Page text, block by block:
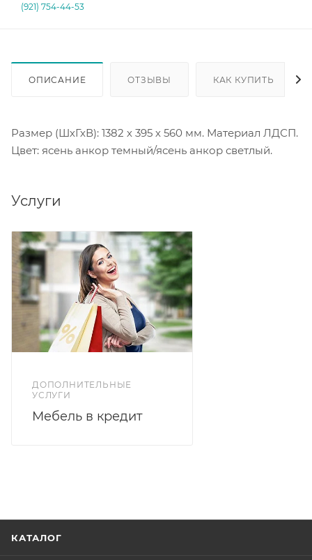
(921) 754-44-53
ОПИСАНИЕ ОТЗЫВЫ КАК КУПИТЬ
Размер (ШхГхВ): 1382 х 395 х 560 мм. Материал ЛДСП.
Цвет: ясень анкор темный/ясень анкор светлый.
Услуги
ДОПОЛНИТЕЛЬНЫЕ
УСЛУГИ
Мебель в кредит
КАТАЛОГ